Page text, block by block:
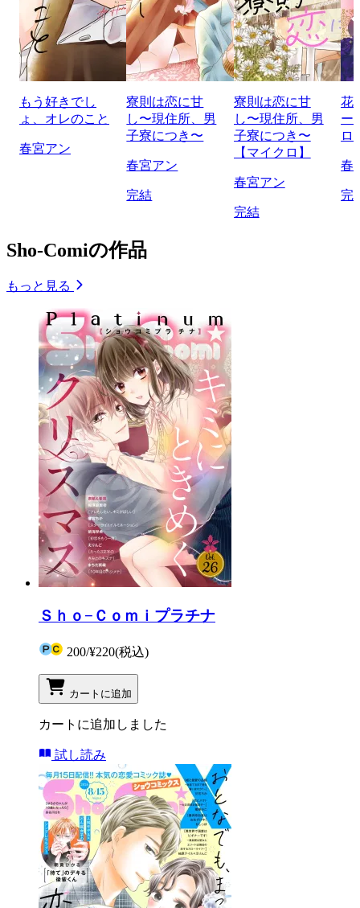
もう好きでし
ょ、オレのこと
春宮アン
寮則は恋に甘
し〜現住所、男
子寮につき〜
春宮アン
完結
寮則は恋に甘
し〜現住所、男
子寮につき〜
【マイクロ】
春宮アン
完結
花
ー
ロ
春
完
Sho-Comiの作品
もっと見る
Ｓｈｏ−Ｃｏｍｉプラチナ
200/¥220(税込)
カートに追加
カートに追加しました
試し読み